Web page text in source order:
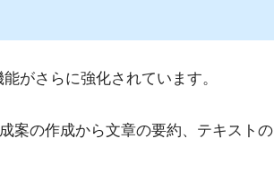
がさらに強化されています。
案の作成から文章の要約、テキストの